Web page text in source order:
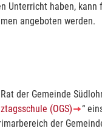
Unterricht haben, kann
angeboten werden.
der Gemeinde
(OGS)
“
der